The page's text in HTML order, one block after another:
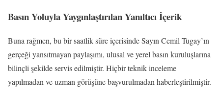
Basın Yoluyla Yaygınlaştırılan Yanıltıcı İçerik
Buna rağmen, bu bir saatlik süre içerisinde Sayın Cemil Tugay’ın
gerçeği yansıtmayan paylaşımı, ulusal ve yerel basın kuruluşlarına
bilinçli şekilde servis edilmiştir. Hiçbir teknik inceleme
yapılmadan ve uzman görüşüne başvurulmadan haberleştirilmiştir.